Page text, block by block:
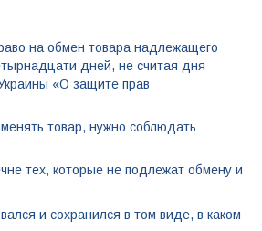
на обмен товара надлежащего
дней, не считая дня
«О защите прав
товар, нужно соблюдать
тех, которые не подлежат обмену и
и сохранился в том виде, в каком